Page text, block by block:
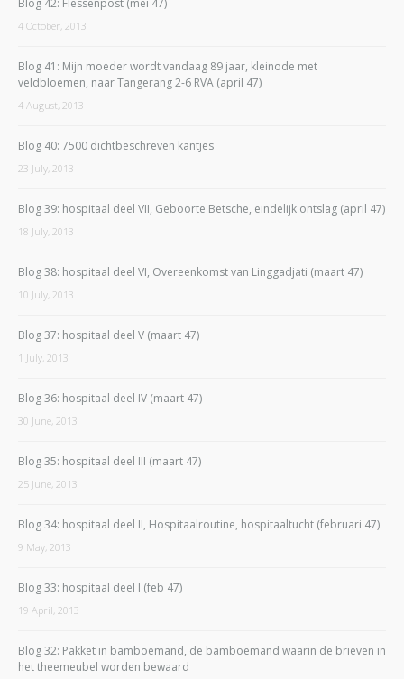
4 October, 2013
Blog 41: Mijn moeder wordt vandaag 89 jaar, kleinode met
veldbloemen, naar Tangerang 2-6 RVA (april 47)
4 August, 2013
Blog 40: 7500 dichtbeschreven kantjes
23 July, 2013
Blog 39: hospitaal deel VII, Geboorte Betsche, eindelijk ontslag (april 47)
18 July, 2013
Blog 38: hospitaal deel VI, Overeenkomst van Linggadjati (maart 47)
10 July, 2013
Blog 37: hospitaal deel V (maart 47)
1 July, 2013
Blog 36: hospitaal deel IV (maart 47)
30 June, 2013
Blog 35: hospitaal deel III (maart 47)
25 June, 2013
Blog 34: hospitaal deel II, Hospitaalroutine, hospitaaltucht (februari 47)
9 May, 2013
Blog 33: hospitaal deel I (feb 47)
19 April, 2013
Blog 32: Pakket in bamboemand, de bamboemand waarin de brieven in
het theemeubel worden bewaard